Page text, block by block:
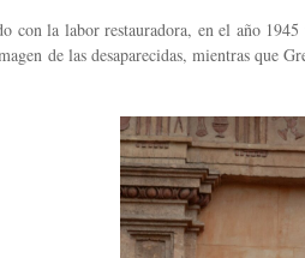
con la labor restauradora, en el año
de las desaparecidas, mientras que